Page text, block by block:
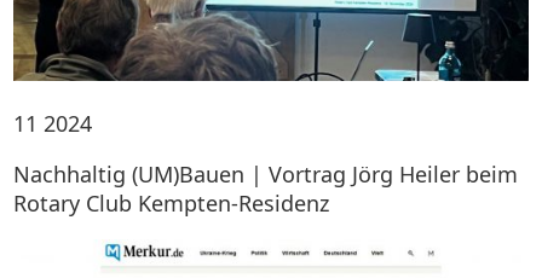
11 2024
Nachhaltig (UM)Bauen | Vortrag Jörg Heiler beim
Rotary Club Kempten-Residenz